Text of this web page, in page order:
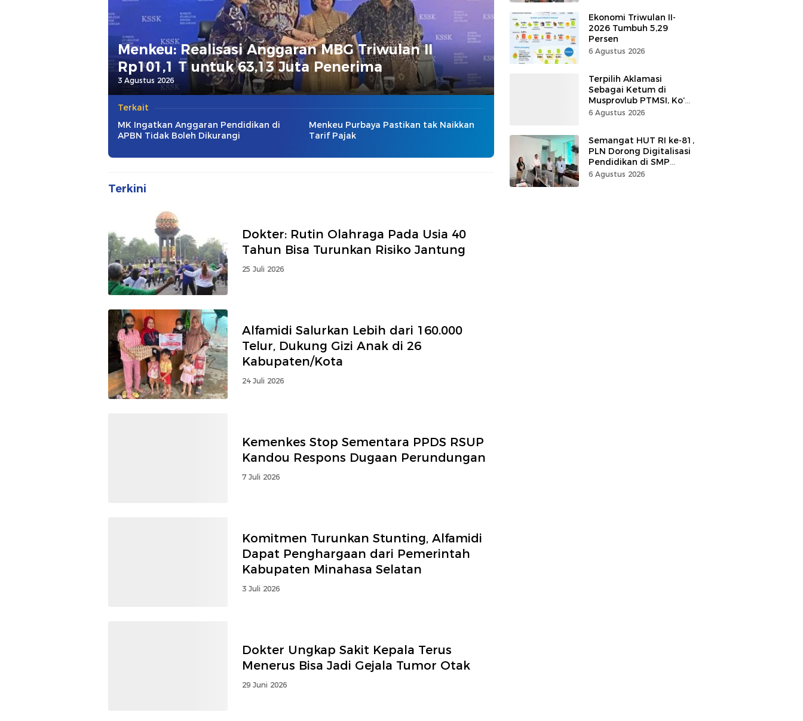
Menkeu: Realisasi Anggaran MBG Triwulan II
Rp101,1 T untuk 63,13 Juta Penerima
3 Agustus 2026
Terkait
MK Ingatkan Anggaran Pendidikan di
APBN Tidak Boleh Dikurangi
Menkeu Purbaya Pastikan tak Naikkan
Tarif Pajak
Terkini
Dokter: Rutin Olahraga Pada Usia 40
Tahun Bisa Turunkan Risiko Jantung
25 Juli 2026
Alfamidi Salurkan Lebih dari 160.000
Telur, Dukung Gizi Anak di 26
Kabupaten/Kota
24 Juli 2026
Kemenkes Stop Sementara PPDS RSUP
Kandou Respons Dugaan Perundungan
7 Juli 2026
Komitmen Turunkan Stunting, Alfamidi
Dapat Penghargaan dari Pemerintah
Kabupaten Minahasa Selatan
3 Juli 2026
Dokter Ungkap Sakit Kepala Terus
Menerus Bisa Jadi Gejala Tumor Otak
29 Juni 2026
Ekonomi Triwulan II-
2026 Tumbuh 5,29
Persen
6 Agustus 2026
Terpilih Aklamasi
Sebagai Ketum di
Musprovlub PTMSI, Ko’
Alfrets Rumawas Siap
6 Agustus 2026
Semangat HUT RI ke-81,
PLN Dorong Digitalisasi
Pendidikan di SMP
Negeri 1 Palu Lewat
6 Agustus 2026